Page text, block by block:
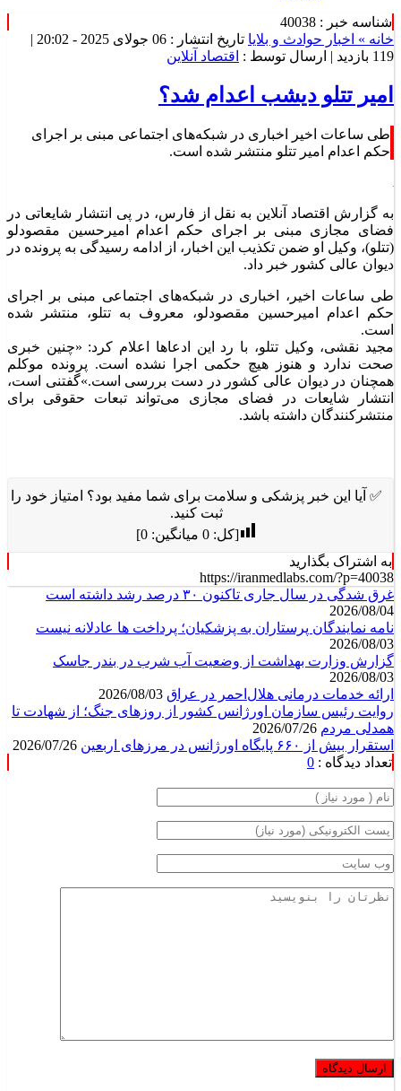
شناسه خبر : 40038
خانه » اخبار حوادث و بلایا تاریخ انتشار : 06 جولای 2025 - 20:02 |
119 بازدید
| ارسال توسط : اقتصاد آنلاین
امیر تتلو دیشب اعدام شد؟
طی ساعات اخیر اخباری در شبکه‌های اجتماعی مبنی بر اجرای
حکم اعدام امیر تتلو منتشر شده است.
به گزارش اقتصاد آنلاین به نقل از فارس، در پی انتشار شایعاتی در
فضای مجازی مبنی بر اجرای حکم اعدام امیرحسین مقصودلو
(تتلو)، وکیل او ضمن تکذیب این اخبار، از ادامه رسیدگی به پرونده در
دیوان عالی کشور خبر داد.
طی ساعات اخیر، اخباری در شبکه‌های اجتماعی مبنی بر اجرای
حکم اعدام امیرحسین مقصودلو، معروف به تتلو، منتشر شده
است.
مجید نقشی، وکیل تتلو، با رد این ادعاها اعلام کرد: «چنین خبری
صحت ندارد و هنوز هیچ حکمی اجرا نشده است. پرونده موکلم
همچنان در دیوان عالی کشور در دست بررسی است.»گفتنی است،
انتشار شایعات در فضای مجازی می‌تواند تبعات حقوقی برای
منتشرکنندگان داشته باشد.
✅ آیا این خبر پزشکی و سلامت برای شما مفید بود؟ امتیاز خود را
ثبت کنید.
[کل:0 میانگین:0
]
به اشتراک بگذارید
https://iranmedlabs.com/?p=40038
غرق شدگی در سال جاری تاکنون ۳۰ درصد رشد داشته است
2026/08/04
نامه نمایندگان پرستاران به پزشکیان؛ پرداخت ها عادلانه نیست
2026/08/03
گزارش وزارت بهداشت از وضعیت آب شرب در بندر جاسک
2026/08/03
ارائه خدمات درمانی هلال‌احمر در عراق
روایت رئیس سازمان اورژانس کشور از روزهای جنگ؛ از شهادت تا
همدلی مردم
استقرار بیش از ۶۶۰ پایگاه اورژانس در مرزهای اربعین
تعداد دیدگاه : 0